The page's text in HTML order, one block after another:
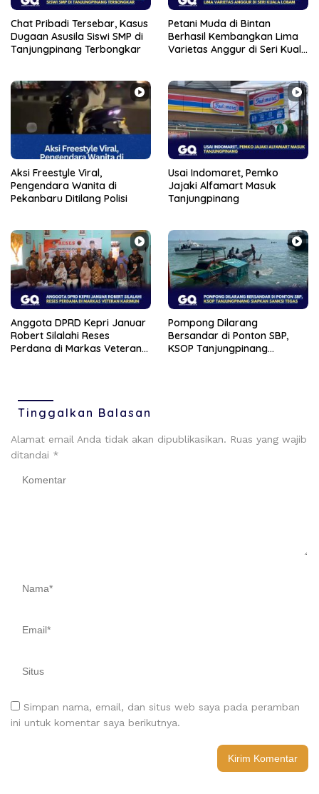
Chat Pribadi Tersebar, Kasus
Dugaan Asusila Siswi SMP di
Tanjungpinang Terbongkar
Petani Muda di Bintan
Berhasil Kembangkan Lima
Varietas Anggur di Seri Kuala
Aksi Freestyle Viral,
Pengendara Wanita di
Pekanbaru Ditilang Polisi
Usai Indomaret, Pemko
Jajaki Alfamart Masuk
Tanjungpinang
Anggota DPRD Kepri Januar
Robert Silalahi Reses
Perdana di Markas Veteran
Pompong Dilarang
Bersandar di Ponton SBP,
KSOP Tanjungpinang
Tinggalkan Balasan
Alamat email Anda tidak akan dipublikasikan. Ruas yang wajib
ditandai *
Simpan nama, email, dan situs web saya pada peramban
ini untuk komentar saya berikutnya.